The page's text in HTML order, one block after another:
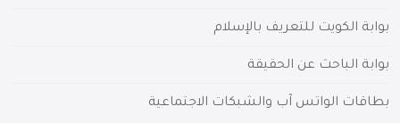
بوابة الكويت للتعريف بالإسلام
بوابة الباحث عن الحقيقة
بطاقات الواتس آب والشبكات الاجتماعية